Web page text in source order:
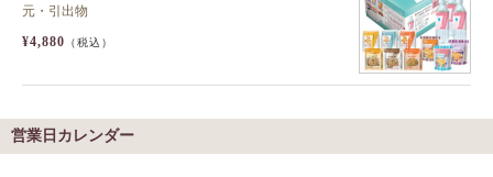
元・引出物
¥4,880 （税込）
営業日カレンダー